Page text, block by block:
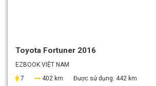
Toyota Fortuner 2016
EZBOOK VIỆT NAM
7
402 km Được sử dụng: 442 km